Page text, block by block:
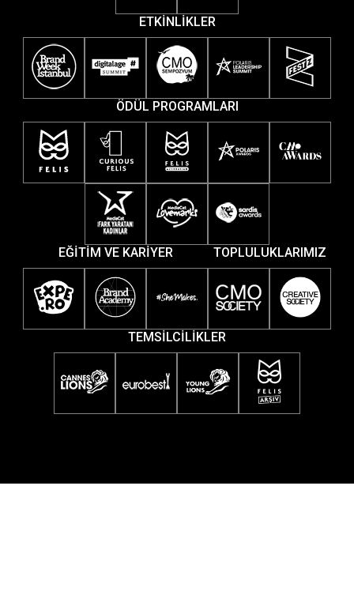
ETKİNLİKLER
ÖDÜL PROGRAMLARI
EĞİTİM VE KARİYER TOPLULUKLARIMIZ
TEMSİLCİLİKLER